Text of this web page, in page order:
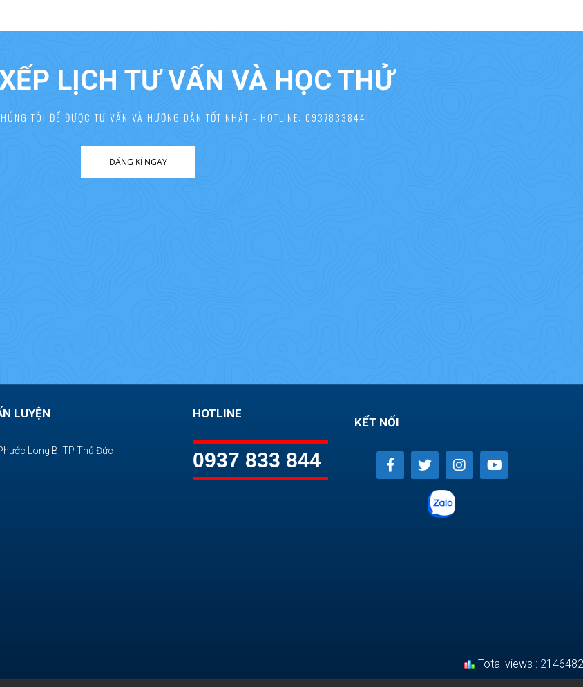
LỊCH TƯ VẤN VÀ HỌC THỬ
TÔI ĐỂ ĐƯỢC TƯ VẤN VÀ HƯỚNG DẪN TỐT NHẤT - HOTLINE: 0937833844!
ĐĂNG KÍ NGAY
LUYỆN
Long B, TP Thủ Đức
HOTLINE
0937 833 844
KẾT NỐI
Total views : 2146482